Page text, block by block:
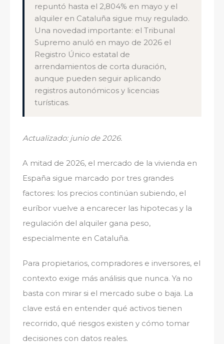
repuntó hasta el 2,804% en mayo y el
alquiler en Cataluña sigue muy regulado.
Una novedad importante: el Tribunal
Supremo anuló en mayo de 2026 el
Registro Único estatal de
arrendamientos de corta duración,
aunque pueden seguir aplicando
registros autonómicos y licencias
turísticas.
Actualizado: junio de 2026.
A mitad de 2026, el mercado de la vivienda en
España sigue marcado por tres grandes
factores: los precios continúan subiendo, el
euríbor vuelve a encarecer las hipotecas y la
regulación del alquiler gana peso,
especialmente en Cataluña.
Para propietarios, compradores e inversores, el
contexto exige más análisis que nunca. Ya no
basta con mirar si el mercado sube o baja. La
clave está en entender qué activos tienen
recorrido, qué riesgos existen y cómo tomar
decisiones con datos reales.